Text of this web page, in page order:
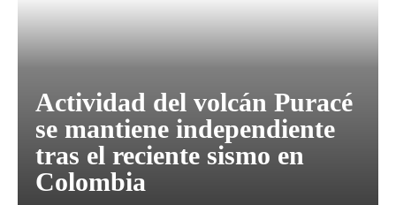
Actividad del volcán Puracé
se mantiene independiente
tras el reciente sismo en
Colombia